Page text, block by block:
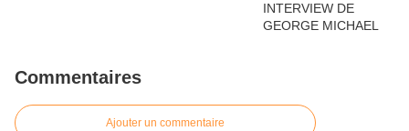
Commentaires
Ajouter un commentaire